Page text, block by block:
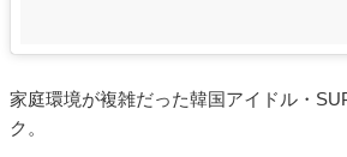
家庭環境が複雑だった韓国アイドル・
ク。